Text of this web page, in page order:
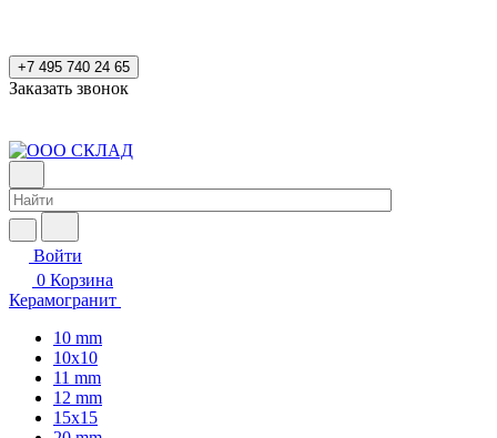
+7 495 740 24 65
Заказать звонок
Войти
0 Корзина
Керамогранит
10 mm
10x10
11 mm
12 mm
15x15